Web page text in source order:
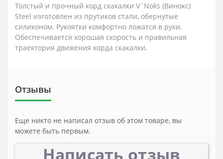
Толстый и прочный корд скакалки V`Noks (Винокс)
Steel изготовлен из прутиков стали, обернутые
силиконом. Рукоятки комфортно ложатся в руки.
Обеспечивается хорошая скорость и правильная
траектория движения корда скакалки.
Отзывы
Еще никто не написал отзыв об этом товаре, вы
можете быть первым.
Написать отзыв